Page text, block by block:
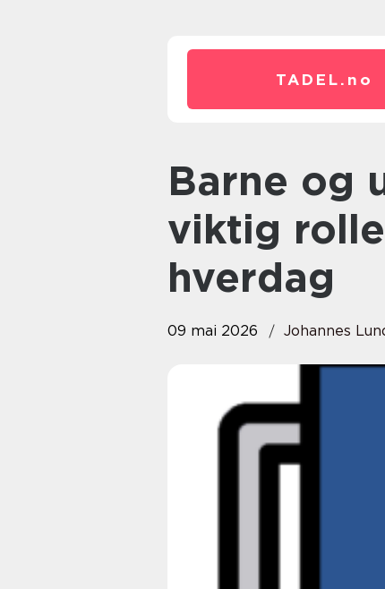
TADEL. no
Barne og ungdomsarbeider en
viktig
hverdag
09 mai 2026 Johannes